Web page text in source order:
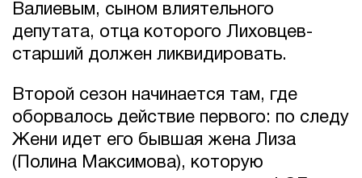
Валиевым, сыном влиятельного
депутата, отца которого Лиховцев-
старший должен ликвидировать.
Второй сезон начинается там, где
оборвалось действие первого: по следу
Жени идет его бывшая жена Лиза
(Полина Максимова), которую